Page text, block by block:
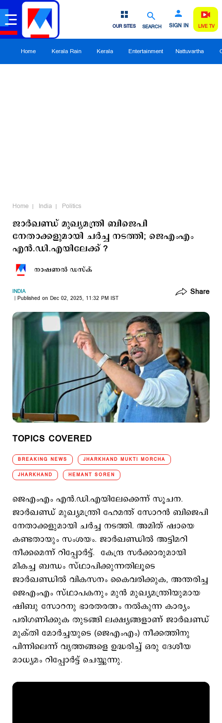
SEARCH SIGN IN
OUR SITES LIVE TV
Home Kerala Rain Kerala Entertainment Nattuvartha
Home India Politics
ജാര്‍ഖണ്ഡ് മുഖ്യമന്ത്രി ബിജെപി
നേതാക്കളുമായി ചര്‍ച്ച നടത്തി; ജെഎംഎം
എന്‍.ഡി.എയിലേക്ക് ?
നാഷണല്‍ ഡസ്ക്
INDIA
Published on Dec 02, 2025, 11:32 PM IST
Share
TOPICS COVERED
BREAKING NEWS JHARKHAND MUKTI MORCHA
JHARKHAND HEMANT SOREN
ജെഎംഎം എന്‍.ഡി.എയിലേക്കെന്ന് സൂചന.
ജാര്‍ഖണ്ഡ് മുഖ്യമന്ത്രി ഹേമന്ത് സോറന്‍ ബിജെപി
നേതാക്കളുമായി ചര്‍ച്ച നടത്തി. അമിത് ഷായെ
കണ്ടതായും സംശയം. ജാര്‍ഖണ്ഡില്‍ അട്ടിമറി
നീക്കമെന്ന് റിപ്പോര്‍ട്ട്. കേന്ദ്ര സർക്കാരുമായി
മികച്ച ബന്ധം സ്ഥാപിക്കുന്നതിലൂടെ
ജാർഖണ്ഡിൽ വികസനം കൈവരിക്കുക, അന്തരിച്ച
ജെഎംഎം സ്ഥാപകനും മുൻ മുഖ്യമന്ത്രിയുമായ
ഷിബു സോറനു ഭാരതരത്നം നൽകുന്ന കാര്യം
പരിഗണിക്കുക തുടങ്ങി ലക്ഷ്യങ്ങളാണ് ജാർഖണ്ഡ്
മുക്തി മോർച്ചയുടെ (ജെഎംഎം) നീക്കത്തിനു
പിന്നിലെന്ന് വൃത്തങ്ങളെ ഉദ്ധരിച്ച് ഒരു ദേശീയ
മാധ്യമം റിപ്പോർട്ട് ചെയ്യുന്നു.